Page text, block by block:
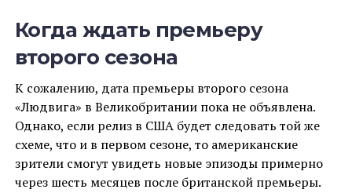
Когда ждать премьеру
второго сезона
К сожалению, дата премьеры второго сезона
«Людвига» в Великобритании пока не объявлена.
Однако, если релиз в США будет следовать той же
схеме, что и в первом сезоне, то американские
зрители смогут увидеть новые эпизоды примерно
через шесть месяцев после британской премьеры.